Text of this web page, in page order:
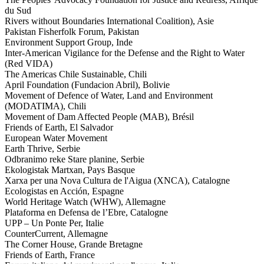
du Sud
Rivers without Boundaries International Coalition), Asie
Pakistan Fisherfolk Forum, Pakistan
Environment Support Group, Inde
Inter-American Vigilance for the Defense and the Right to Water
(Red VIDA)
The Americas Chile Sustainable, Chili
April Foundation (Fundacion Abril), Bolivie
Movement of Defence of Water, Land and Environment
(MODATIMA), Chili
Movement of Dam Affected People (MAB), Brésil
Friends of Earth, El Salvador
European Water Movement
Earth Thrive, Serbie
Odbranimo reke Stare planine, Serbie
Ekologistak Martxan, Pays Basque
Xarxa per una Nova Cultura de l'Aigua (XNCA), Catalogne
Ecologistas en Acción, Espagne
World Heritage Watch (WHW), Allemagne
Plataforma en Defensa de l’Ebre, Catalogne
UPP – Un Ponte Per, Italie
CounterCurrent, Allemagne
The Corner House, Grande Bretagne
Friends of Earth, France